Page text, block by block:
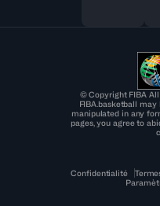
© Copyright FIBA
FIBA.basketball
manipulated in any
pages, you agree to
Confidentialité